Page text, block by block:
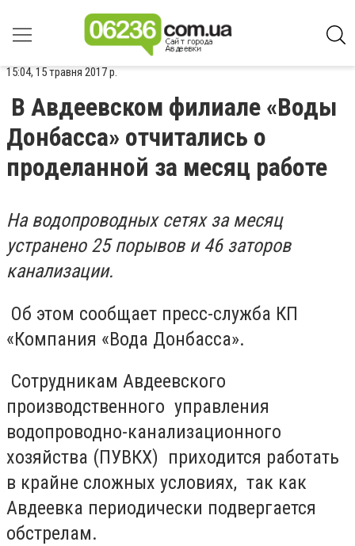
15:04, 15 травня 2017 р.
В Авдеевском филиале «Воды
Донбасса» отчитались о
проделанной за месяц работе
На водопроводных сетях за месяц
устранено 25 порывов и 46 заторов
канализации.
Об этом сообщает пресс-служба КП
«Компания «Вода Донбасса».
Сотрудникам Авдеевского
производственного управления
водопроводно-канализационного
хозяйства (ПУВКХ) приходится работать
в крайне сложных условиях, так как
Авдеевка периодически подвергается
обстрелам.